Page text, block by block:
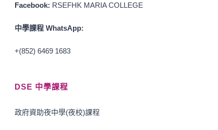
Facebook: RSEFHK MARIA COLLEGE
中學課程 WhatsApp:
+(852) 6469 1683
DSE 中學課程
政府資助夜中學(夜校)課程